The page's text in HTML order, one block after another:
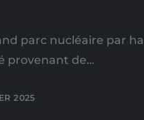
parc nucléaire par
provenant de…
2025